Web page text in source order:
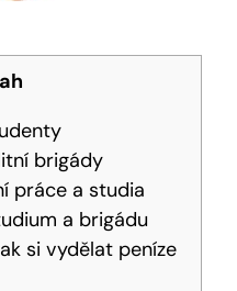
brigády
práce a studia
a brigádu
si vydělat peníze